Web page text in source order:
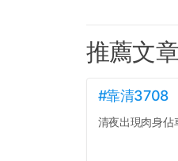
推薦文章
#靠清3708
清夜出現肉身佔